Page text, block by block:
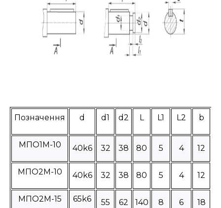
Позначення d d1 d2 L L1 L2 b
МПО1М-10 40k6 32 38 80 5 4 12
МПО2М-10 40k6 32 38 80 5 4 12
МПО2М-15 65k6 55 62 140 8 6 18